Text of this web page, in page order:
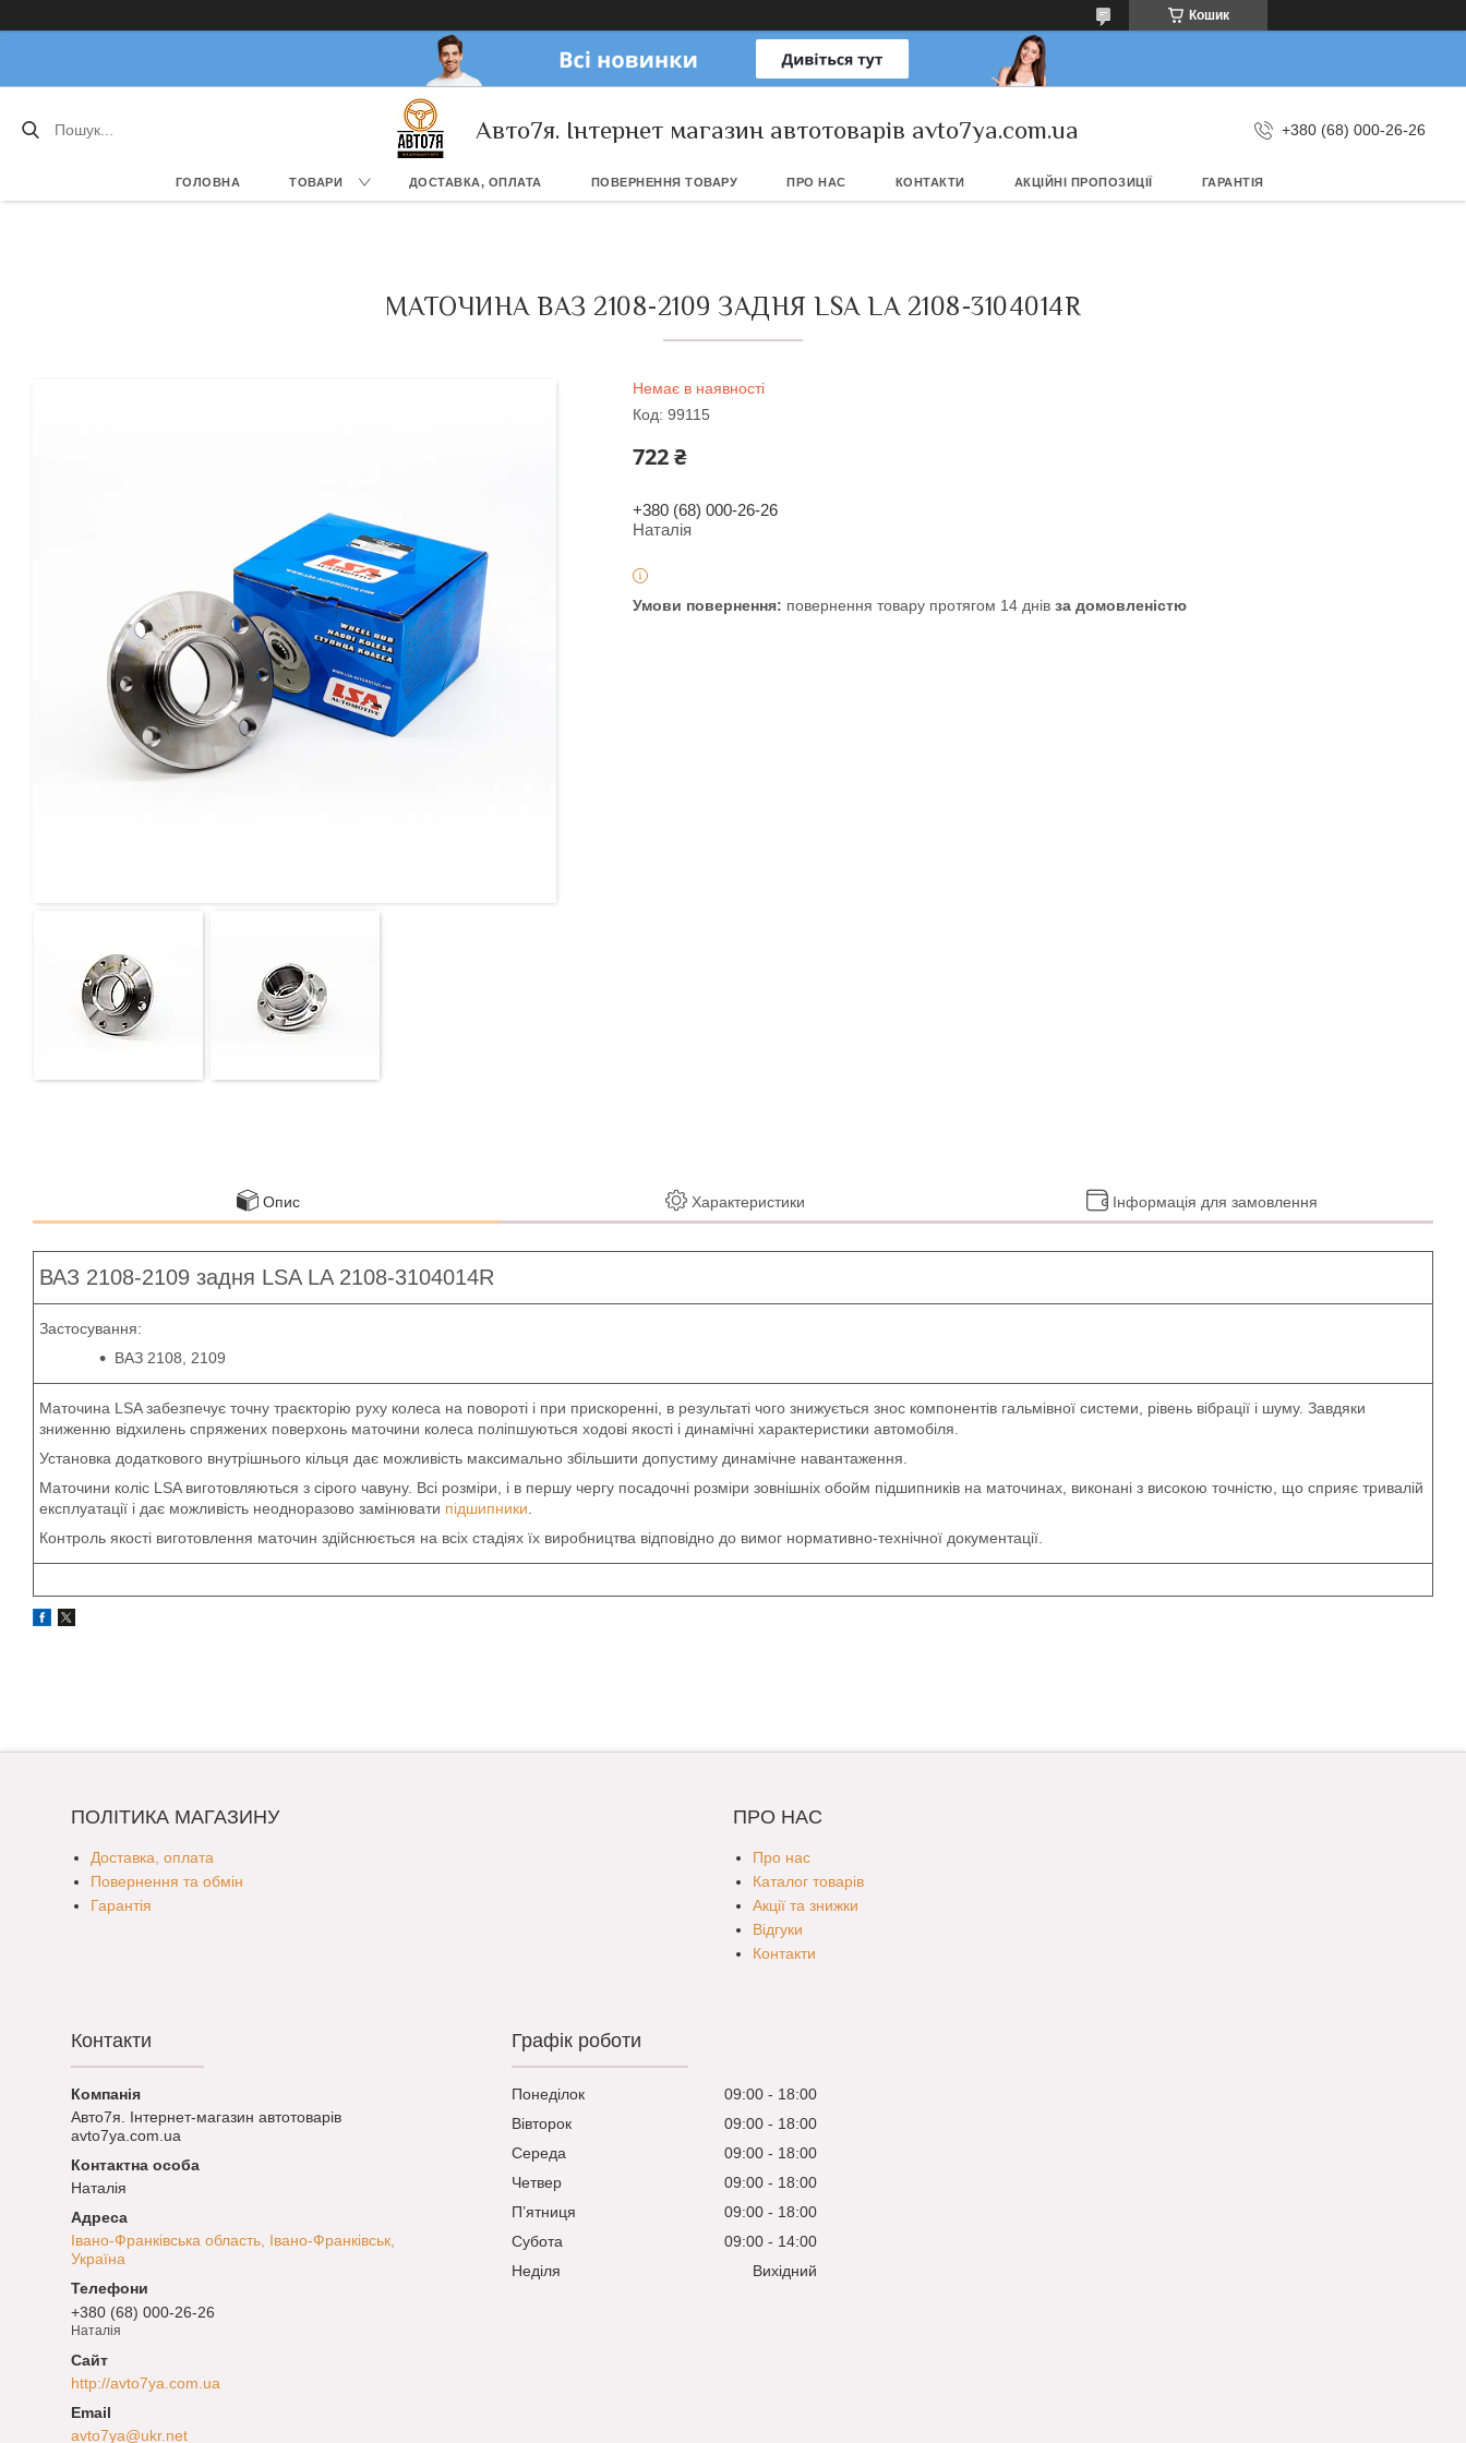
Кошик
Авто7я. Інтернет магазин автотоварів avto7ya.com.ua +380 (68) 000-26-26
ГОЛОВНА ТОВАРИ ДОСТАВКА, ОПЛАТА ПОВЕРНЕННЯ ТОВАРУ ПРО НАС КОНТАКТИ АКЦІЙНІ ПРОПОЗИЦІЇ ГАРАНТІЯ
МАТОЧИНА ВАЗ 2108-2109 ЗАДНЯ LSA LA 2108-3104014R
Немає в наявності
Код: 99115
722 ₴
+380 (68) 000-26-26
Наталія
повернення товару протягом 14 днів за домовленістю
Опис Характеристики Інформація для замовлення
ВАЗ 2108-2109 задня LSA LA 2108-3104014R
Застосування:
ВАЗ 2108, 2109
Маточина LSA забезпечує точну траєкторію руху колеса на повороті і при прискоренні, в результаті чого знижується знос компонентів гальмівної системи, рівень вібрації і шуму. Завдяки
зниженню відхилень спряжених поверхонь маточини колеса поліпшуються ходові якості і динамічні характеристики автомобіля.
Установка додаткового внутрішнього кільця дає можливість максимально збільшити допустиму динамічне навантаження.
Маточини коліс LSA виготовляються з сірого чавуну. Всі розміри, і в першу чергу посадочні розміри зовнішніх обойм підшипників на маточинах, виконані з високою точністю, що сприяє тривалій
експлуатації і дає можливість неодноразово замінювати підшипники
Контроль якості виготовлення маточин здійснюється на всіх стадіях їх виробництва відповідно до вимог нормативно-технічної документації.
ПОЛІТИКА МАГАЗИНУ
Доставка, оплата
Повернення та обмін
Гарантія
ПРО НАС
Про нас
Каталог товарів
Акції та знижки
Відгуки
Контакти
Контакти
Авто7я. Інтернет-магазин автотоварів
avto7ya.com.ua
Наталія
Івано-Франківська область, Івано-Франківськ,
Україна
+380 (68) 000-26-26
Наталія
http://avto7ya.com.ua
avto7ya@ukr.net
Графік роботи
Понеділок 09:00
18:00
Вівторок
09:00
18:00
Середа
09:00
18:00
Четвер
09:00
18:00
Пʼятниця
09:00
18:00
Субота
09:00
14:00
Неділя
Вихідний